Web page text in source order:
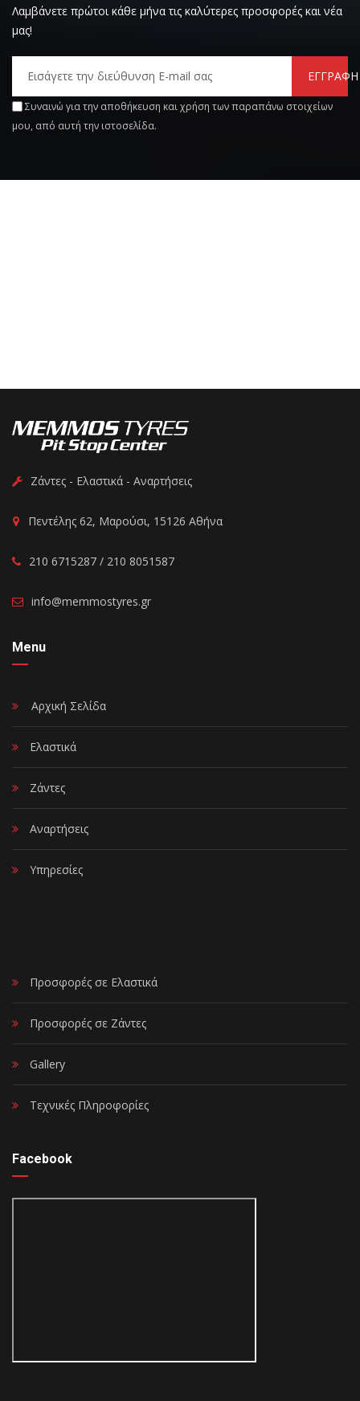
Λαμβάνετε πρώτοι κάθε μήνα τις καλύτερες προσφορές και νέα
μας!
ΕΓΓΡΑΦΗ
Συναινώ για την αποθήκευση και χρήση των παραπάνω στοιχείων
μου, από αυτή την ιστοσελίδα.
Ζάντες - Ελαστικά - Αναρτήσεις
Πεντέλης 62, Μαρούσι, 15126 Αθήνα
210 6715287 / 210 8051587
info@memmostyres.gr
Menu
Αρχική Σελίδα
Ελαστικά
Ζάντες
Αναρτήσεις
Υπηρεσίες
Προσφορές σε Ελαστικά
Προσφορές σε Ζάντες
Gallery
Τεχνικές Πληροφορίες
Facebook